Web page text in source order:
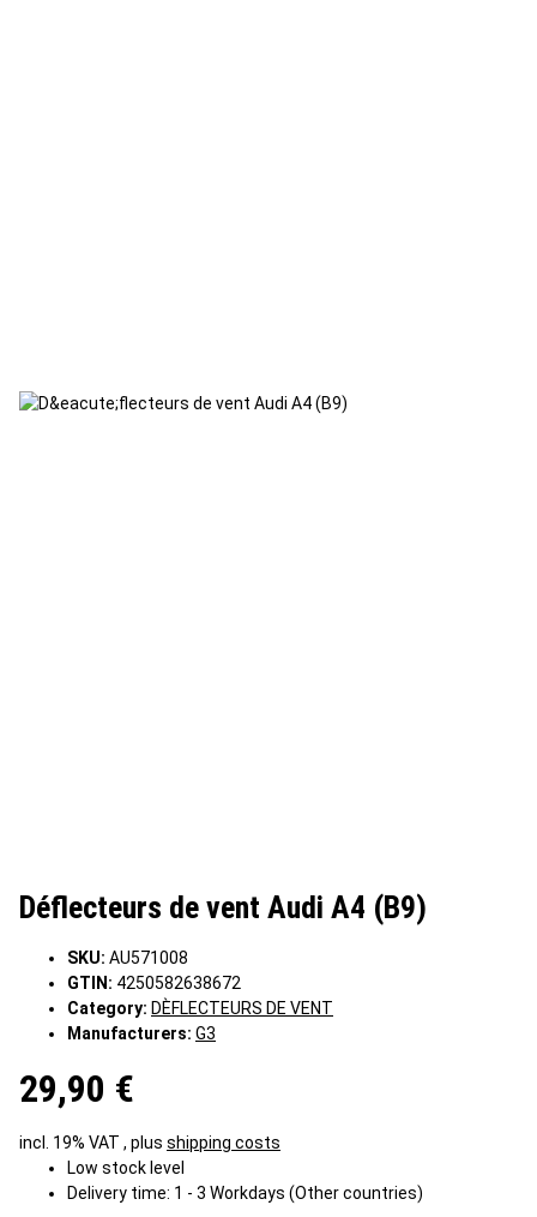
Déflecteurs de vent Audi A4 (B9)
SKU: AU571008
GTIN: 4250582638672
Category: DÈFLECTEURS DE VENT
Manufacturers: G3
29,90 €
incl. 19% VAT , plus shipping costs
Low stock level
Delivery time: 1 - 3 Workdays (Other countries)